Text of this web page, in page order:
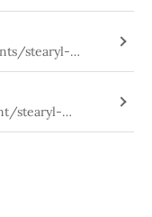
stearyl-
stearyl-